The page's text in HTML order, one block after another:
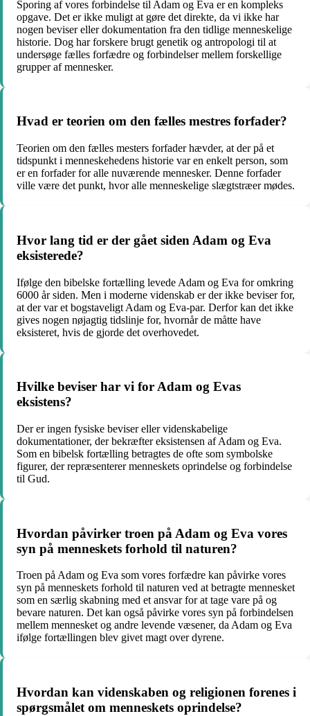
Sporing af vores forbindelse til Adam og Eva er en kompleks
opgave. Det er ikke muligt at gøre det direkte, da vi ikke har
nogen beviser eller dokumentation fra den tidlige menneskelige
historie. Dog har forskere brugt genetik og antropologi til at
undersøge fælles forfædre og forbindelser mellem forskellige
grupper af mennesker.
Hvad er teorien om den fælles mestres forfader?
Teorien om den fælles mesters forfader hævder, at der på et
tidspunkt i menneskehedens historie var en enkelt person, som
er en forfader for alle nuværende mennesker. Denne forfader
ville være det punkt, hvor alle menneskelige slægtstræer mødes.
Hvor lang tid er der gået siden Adam og Eva
eksisterede?
Ifølge den bibelske fortælling levede Adam og Eva for omkring
6000 år siden. Men i moderne videnskab er der ikke beviser for,
at der var et bogstaveligt Adam og Eva-par. Derfor kan det ikke
gives nogen nøjagtig tidslinje for, hvornår de måtte have
eksisteret, hvis de gjorde det overhovedet.
Hvilke beviser har vi for Adam og Evas
eksistens?
Der er ingen fysiske beviser eller videnskabelige
dokumentationer, der bekræfter eksistensen af Adam og Eva.
Som en bibelsk fortælling betragtes de ofte som symbolske
figurer, der repræsenterer menneskets oprindelse og forbindelse
til Gud.
Hvordan påvirker troen på Adam og Eva vores
syn på menneskets forhold til naturen?
Troen på Adam og Eva som vores forfædre kan påvirke vores
syn på menneskets forhold til naturen ved at betragte mennesket
som en særlig skabning med et ansvar for at tage vare på og
bevare naturen. Det kan også påvirke vores syn på forbindelsen
mellem mennesket og andre levende væsener, da Adam og Eva
ifølge fortællingen blev givet magt over dyrene.
Hvordan kan videnskaben og religionen forenes i
spørgsmålet om menneskets oprindelse?